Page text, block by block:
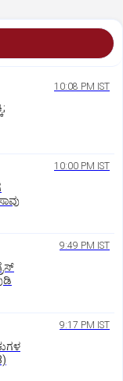
10:08 PM IST
10:00 PM IST
9:49 PM IST
9:17 PM IST